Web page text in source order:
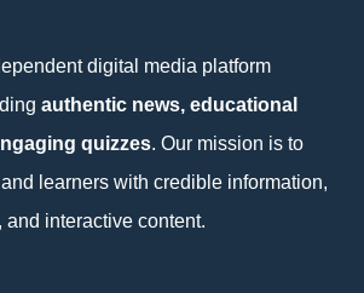
digital media platform
authentic news, educational
quizzes. Our mission is to
learners with credible information,
interactive content.